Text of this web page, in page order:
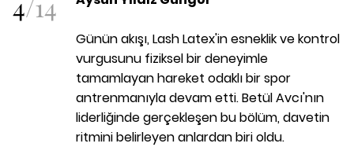
Günün akışı, Lash Latex'in esneklik ve kontrol
vurgusunu fiziksel bir deneyimle
tamamlayan hareket odaklı bir spor
antrenmanıyla devam etti. Betül Avcı'nın
liderliğinde gerçekleşen bu bölüm, davetin
ritmini belirleyen anlardan biri oldu.